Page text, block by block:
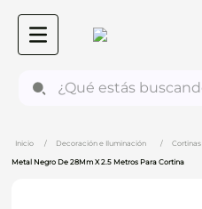
Decoración e Iluminación Cortinas
Metal Negro De 28Mm X 2.5 Metros Para Cortina